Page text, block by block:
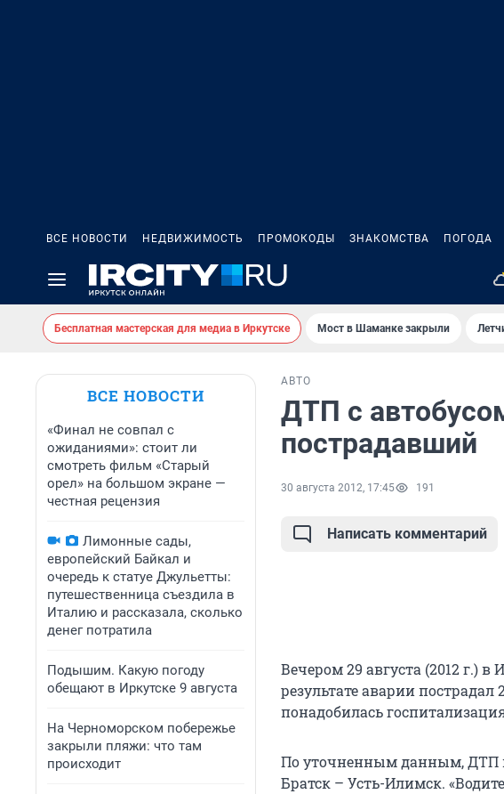
ВСЕ НОВОСТИ НЕДВИЖИМОСТЬ ПРОМОКОДЫ ЗНАКОМСТВА ПОГОДА
Бесплатная мастерская для медиа в Иркутске Мост в Шаманке закрыли
ВСЕ НОВОСТИ
«Финал не совпал с
ожиданиями»: стоит ли
смотреть фильм «Старый
орел» на большом экране —
честная рецензия
Лимонные сады,
европейский Байкал и
очередь к статуе Джульетты:
путешественница съездила в
Италию и рассказала, сколько
денег потратила
Подышим. Какую погоду
обещают в Иркутске 9 августа
На Черноморском побережье
закрыли пляжи: что там
происходит
АВТО
ДТП с
пострадавший
30 августа 2012, 17:45 191
Написать комментарий
Вечером 29 августа (2012 г.)
результате аварии
понадобилась
По уточненным данным, ДТП
Братск – Усть-Илимск.